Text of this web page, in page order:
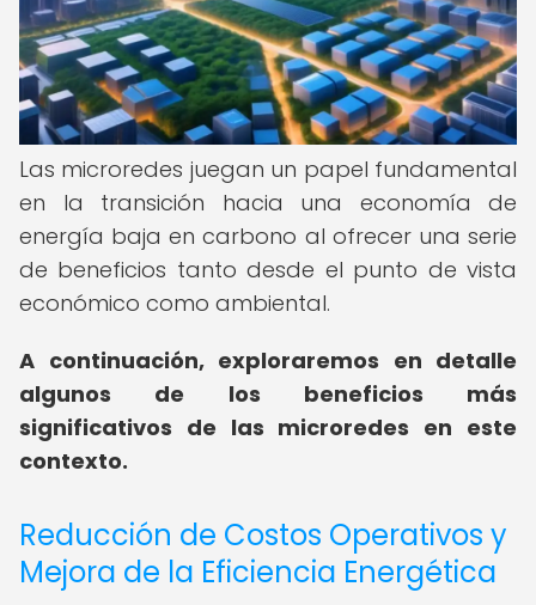
Las microredes juegan un papel fundamental
en la transición hacia una economía de
energía baja en carbono al ofrecer una serie
de beneficios tanto desde el punto de vista
económico como ambiental.
A continuación, exploraremos en detalle
algunos de los beneficios más
significativos de las microredes en este
contexto.
Reducción de Costos Operativos y
Mejora de la Eficiencia Energética